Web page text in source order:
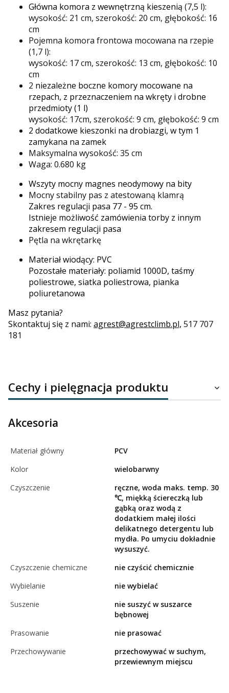
Główna komora z wewnętrzną kieszenią (7,5 l):
wysokość: 21 cm, szerokość: 20 cm, głębokość: 16
cm
Pojemna komora frontowa mocowana na rzepie
(1,7 l):
wysokość: 17 cm, szerokość: 13 cm, głębokość: 10
cm
2 niezależne boczne komory mocowane na
rzepach, z przeznaczeniem na wkręty i drobne
przedmioty (1 l)
wysokość: 17cm, szerokość: 9 cm, głębokość: 9 cm
2 dodatkowe kieszonki na drobiazgi, w tym 1
zamykana na zamek
Maksymalna wysokość: 35 cm
Waga: 0.680 kg
Wszyty mocny magnes neodymowy na bity
Mocny stabilny pas z atestowaną klamrą
Zakres regulacji pasa 77 - 95 cm.
Istnieje możliwość zamówienia torby z innym
zakresem regulacji pasa
Pętla na wkrętarkę
Materiał wiodący: PVC
Pozostałe materiały: poliamid 1000D, taśmy
poliestrowe, siatka poliestrowa, pianka
poliuretanowa
Masz pytania?
Skontaktuj się z nami: agrest@agrestclimb.pl, 517 707
181
Cechy i pielęgnacja produktu
Akcesoria
Materiał główny
PCV
Kolor
wielobarwny
Czyszczenie
ręczne, woda maks. temp. 30
℃, miękką ściereczką lub
gąbką oraz wodą z
dodatkiem małej ilości
delikatnego detergentu lub
mydła. Po umyciu dokładnie
wysuszyć.
Czyszczenie chemiczne
nie czyścić chemicznie
Wybielanie
nie wybielać
Suszenie
nie suszyć w suszarce
bębnowej
Prasowanie
nie prasować
Przechowywanie
przechowywać w suchym,
przewiewnym miejscu